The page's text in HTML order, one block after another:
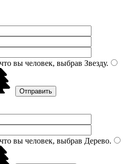
вы человек, выбрав Звезду.
вы человек, выбрав Дерево.